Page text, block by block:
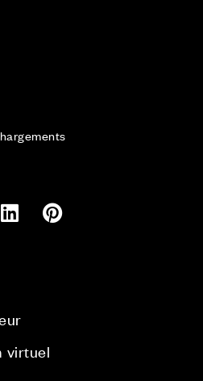
virtuel